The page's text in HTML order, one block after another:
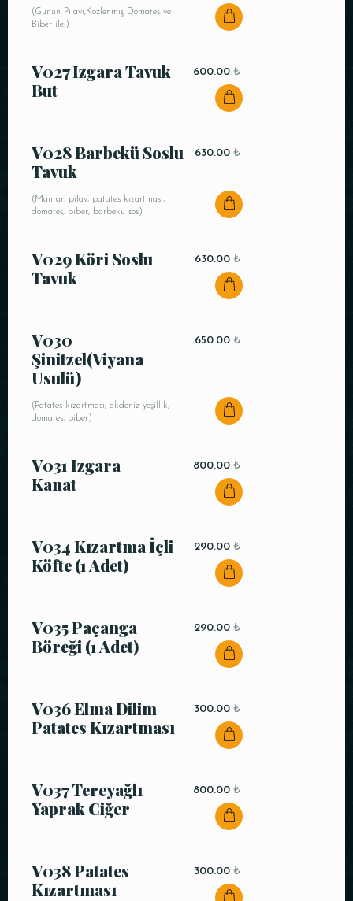
(Günün Pilavı,Közlenmiş Domates ve
Biber ile.)
V027 Izgara Tavuk
But
600.00 ₺
V028 Barbekü Soslu
Tavuk
(Mantar, pilav, patates kızartması,
domates, biber, barbekü sos)
630.00 ₺
V029 Köri Soslu
Tavuk
630.00 ₺
V030
Şinitzel(Viyana
Usulü)
(Patates kızartması, akdeniz yeşillik,
domates, biber)
650.00 ₺
V031 Izgara
Kanat
800.00 ₺
V034 Kızartma İçli
Köfte (1 Adet)
290.00 ₺
V035 Paçanga
Böreği (1 Adet)
290.00 ₺
V036 Elma Dilim
Patates Kızartması
300.00 ₺
V037 Tereyağlı
Yaprak Ciğer
800.00 ₺
V038 Patates
Kızartması
300.00 ₺